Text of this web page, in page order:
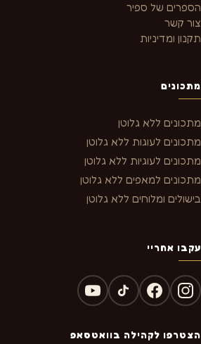
הספרים של ספיר
צור קשר
תקנון ומדיניות
מתכונים
מתכונים ללא גלוטן
מתכונים לעוגות ללא גלוטן
מתכונים לעוגיות ללא גלוטן
מתכונים למאפים ללא גלוטן
בישולים ומלוחים ללא גלוטן
עקבו אחריי
הצטרפו לקהילה בוואטסאפ